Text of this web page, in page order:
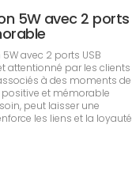
5W avec 2 ports
avec 2 ports USB
attentionné par les clients
à des moments de
positive et mémorable
peut laisser une
les liens et la loyauté